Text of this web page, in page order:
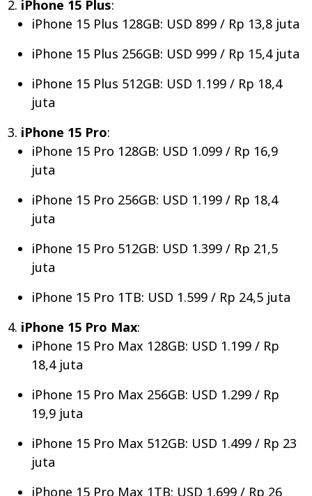
iPhone 15 Plus:
iPhone 15 Plus 128GB: USD 899 / Rp 13,8 juta
iPhone 15 Plus 256GB: USD 999 / Rp 15,4 juta
iPhone 15 Plus 512GB: USD 1.199 / Rp 18,4
juta
iPhone 15 Pro:
iPhone 15 Pro 128GB: USD 1.099 / Rp 16,9
juta
iPhone 15 Pro 256GB: USD 1.199 / Rp 18,4
juta
iPhone 15 Pro 512GB: USD 1.399 / Rp 21,5
juta
iPhone 15 Pro 1TB: USD 1.599 / Rp 24,5 juta
iPhone 15 Pro Max:
iPhone 15 Pro Max 128GB: USD 1.199 / Rp
18,4 juta
iPhone 15 Pro Max 256GB: USD 1.299 / Rp
19,9 juta
iPhone 15 Pro Max 512GB: USD 1.499 / Rp 23
juta
iPhone 15 Pro Max 1TB: USD 1.699 / Rp 26